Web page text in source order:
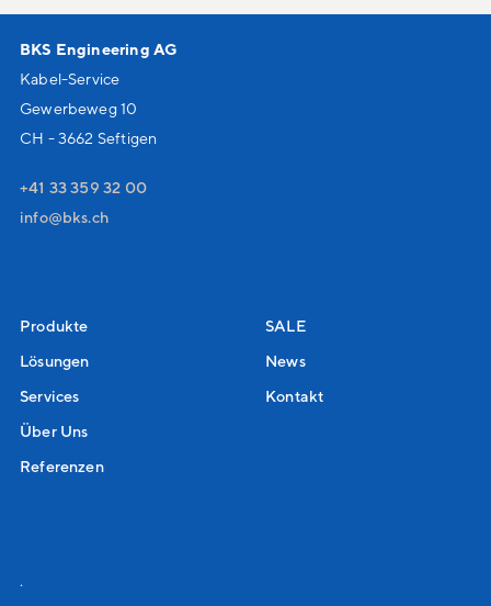
BKS Engineering AG
Kabel-Service
Gewerbeweg 10
CH - 3662 Seftigen
+41 33 359 32 00
nf
bks ch
Produkte
Lösungen
Services
Über Uns
Referenzen
SALE
News
Kontakt
.